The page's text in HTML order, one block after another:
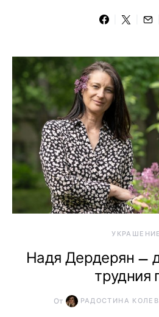
УКРАШЕНИЕ
Надя Дердерян –
трудния
От РАДОСТИНА